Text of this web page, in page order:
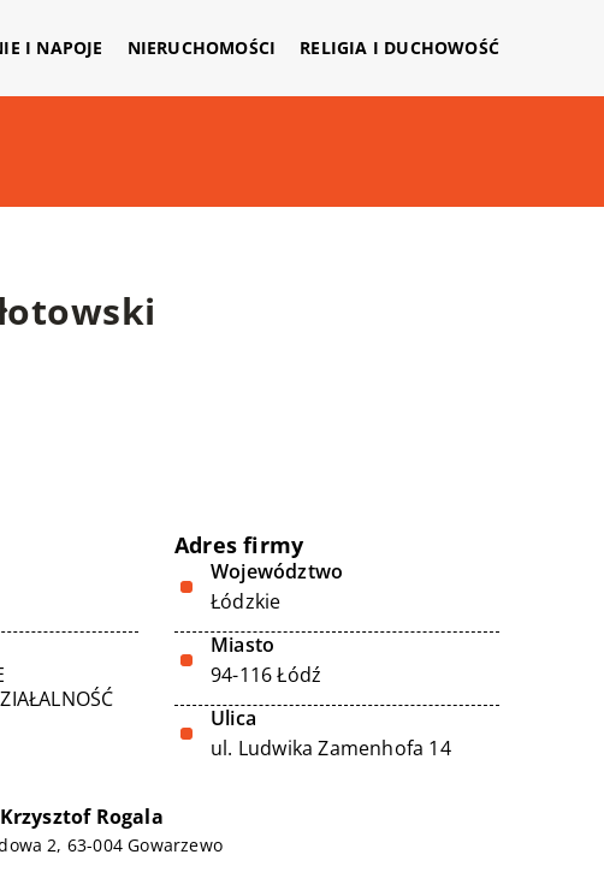
I NAPOJE NIERUCHOMOŚCI RELIGIA I DUCHOWOŚĆ
Adres firmy
Województwo
Łódzkie
Miasto
94-116 Łódź
Ulica
ul. Ludwika Zamenhofa 14
Rogala
2, 63-004 Gowarzewo